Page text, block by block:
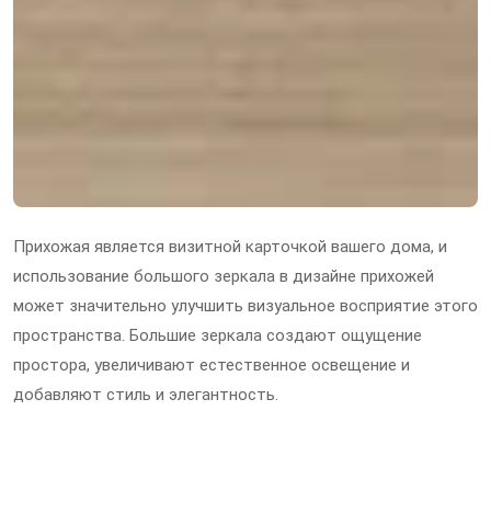
Прихожая является визитной карточкой вашего дома, и
использование большого зеркала в дизайне прихожей
может значительно улучшить визуальное восприятие этого
пространства. Большие зеркала создают ощущение
простора, увеличивают естественное освещение и
добавляют стиль и элегантность.